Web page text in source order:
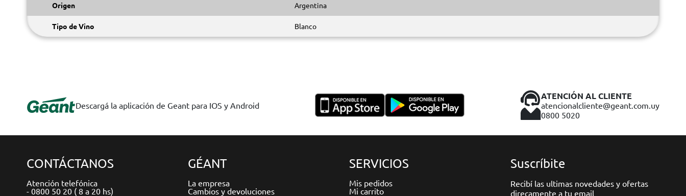
Origen Argentina
Tipo de Vino Blanco
Descargá la aplicación de Geant para IOS y Android
ATENCIÓN AL CLIENTE
atencionalcliente@geant.com.uy
0800 5020
CONTÁCTANOS
Atención telefónica
- 0800 50 20 ( 8 a 20 hs)
GÉANT
La empresa
Cambios y devoluciones
SERVICIOS
Mis pedidos
Mi carrito
Suscríbite
Recibí las ultimas novedades y ofertas
direcamente a tu email